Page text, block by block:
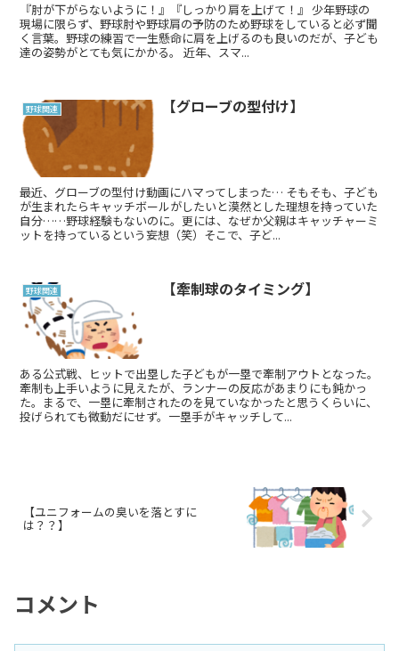
『肘が下がらないように！』『しっかり肩を上げて！』 少年野球の
現場に限らず、野球肘や野球肩の予防のため野球をしていると必ず聞
く言葉。野球の練習で一生懸命に肩を上げるのも良いのだが、子ども
達の姿勢がとても気にかかる。 近年、スマ...
野球関連 【グローブの型付け】
最近、グローブの型付け動画にハマってしまった… そもそも、子ども
が生まれたらキャッチボールがしたいと漠然とした理想を持っていた
自分……野球経験もないのに。更には、なぜか父親はキャッチャーミ
ットを持っているという妄想（笑）そこで、子ど...
野球関連 【牽制球のタイミング】
ある公式戦、ヒットで出塁した子どもが一塁で牽制アウトとなった。
牽制も上手いように見えたが、ランナーの反応があまりにも鈍かっ
た。まるで、一塁に牽制されたのを見ていなかったと思うくらいに、
投げられても微動だにせず。一塁手がキャッチして...
【ユニフォームの臭いを落とすに
は？？】
コメント